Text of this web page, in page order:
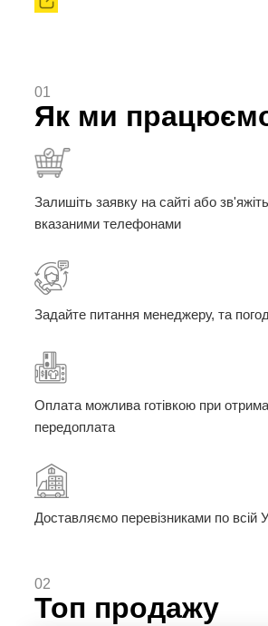
01
Як ми
Залишіть заявку на сайті або
вказаними телефонами
Задайте питання менеджеру, та
Оплата можлива готівкою при
передоплата
Доставляємо перевізниками по всій
02
Топ продажу